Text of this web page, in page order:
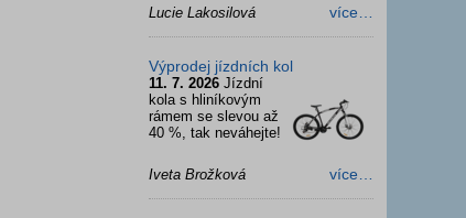
Lucie Lakosilová
více…
Výprodej jízdních kol
11. 7. 2026 Jízdní
kola s hliníkovým
rámem se slevou až
40 %, tak neváhejte!
Iveta Brožková více…